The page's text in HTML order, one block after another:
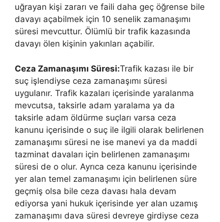
uğrayan kişi zararı ve faili daha geç öğrense bile
davayı açabilmek için 10 senelik zamanaşımı
süresi mevcuttur. Ölümlü bir trafik kazasında
davayı ölen kişinin yakınları açabilir.
Ceza Zamanaşımı Süresi:Trafik kazası ile bir
suç işlendiyse ceza zamanaşımı süresi
uygulanır. Trafik kazaları içerisinde yaralanma
mevcutsa, taksirle adam yaralama ya da
taksirle adam öldürme suçları varsa ceza
kanunu içerisinde o suç ile ilgili olarak belirlenen
zamanaşımı süresi ne ise manevi ya da maddi
tazminat davaları için belirlenen zamanaşımı
süresi de o olur. Ayrıca ceza kanunu içerisinde
yer alan temel zamanaşımı için belirlenen süre
geçmiş olsa bile ceza davası hala devam
ediyorsa yani hukuk içerisinde yer alan uzamış
zamanaşımı dava süresi devreye girdiyse ceza